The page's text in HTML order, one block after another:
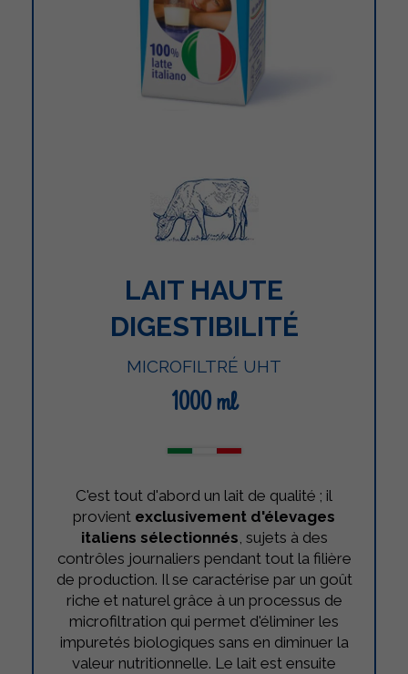
LAIT HAUTE
DIGESTIBILITÉ
MICROFILTRÉ UHT
1000 ml
C'est tout d'abord un lait de qualité ; il
provient exclusivement d'élevages
italiens sélectionnés, sujets à des
contrôles journaliers pendant tout la filière
de production. Il se caractérise par un goût
riche et naturel grâce à un processus de
microfiltration qui permet d'éliminer les
impuretés biologiques sans en diminuer la
valeur nutritionnelle. Le lait est ensuite